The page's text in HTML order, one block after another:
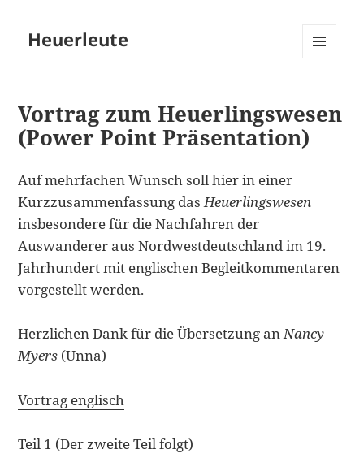
Heuerleute
Vortrag zum Heuerlingswesen
(Power Point Präsentation)
Auf mehrfachen Wunsch soll hier in einer
Kurzzusammenfassung dasHeuerlingswesen
insbesondere für die Nachfahren der
Auswanderer aus Nordwestdeutschland im 19.
Jahrhundert mit englischen Begleitkommentaren
vorgestellt werden.
Herzlichen Dank für die Übersetzung anNancy
Myers (Unna)
Vortrag englisch
Teil 1 (Der zweite Teil folgt)